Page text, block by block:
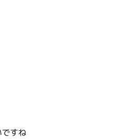
すね